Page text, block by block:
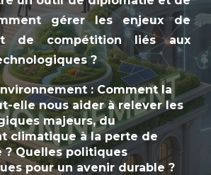
gérer les enjeux de
de compétition liés aux
?
: Comment la
elle nous aider à relever les
majeurs, du
climatique à la perte de
? Quelles politiques
pour un avenir durable ?